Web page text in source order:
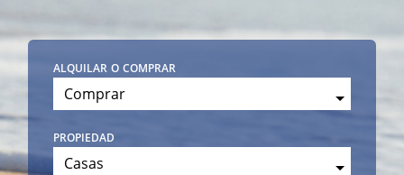
alquilar o comprar
Comprar
propiedad
Casas